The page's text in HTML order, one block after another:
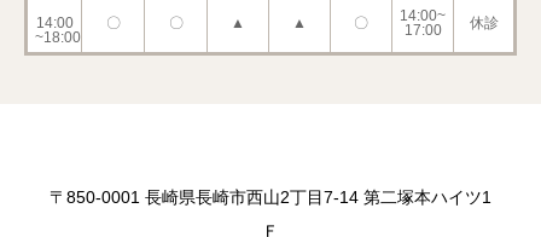
14:00
~18:00
〇 〇 ▲ ▲ 〇
14:00~
17:00
休診
〒850-0001 長崎県長崎市西山2丁目7-14 第二塚本ハイツ1
Ｆ